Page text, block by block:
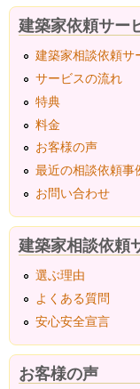
建築家依頼サー
建築家相談依頼サ
サービスの流れ
特典
料金
お客様の声
最近の相談依頼事
お問い合わせ
建築家相談依頼
選ぶ理由
よくある質問
安心安全宣言
お客様の声